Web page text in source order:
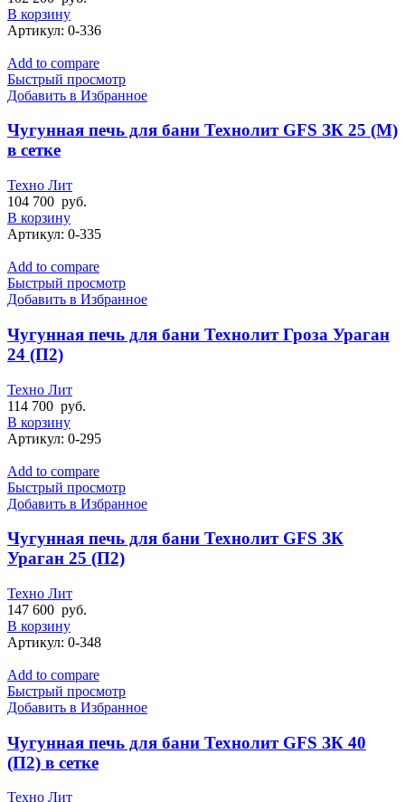
В корзину
Артикул: 0-336
Add to compare
Быстрый просмотр
Добавить в Избранное
Чугунная печь для бани Технолит GFS ЗК 25 (М)
в сетке
Техно Лит
104 700 руб.
В корзину
Артикул: 0-335
Add to compare
Быстрый просмотр
Добавить в Избранное
Чугунная печь для бани Технолит Гроза Ураган
24 (П2)
Техно Лит
114 700 руб.
В корзину
Артикул: 0-295
Add to compare
Быстрый просмотр
Добавить в Избранное
Чугунная печь для бани Технолит GFS ЗК
Ураган 25 (П2)
Техно Лит
147 600 руб.
В корзину
Артикул: 0-348
Add to compare
Быстрый просмотр
Добавить в Избранное
Чугунная печь для бани Технолит GFS ЗК 40
(П2) в сетке
Техно Лит